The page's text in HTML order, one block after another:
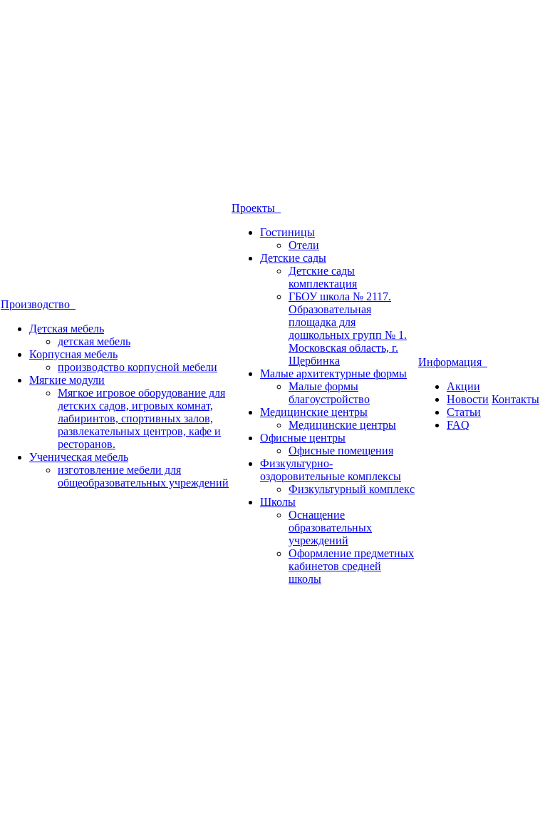
Производство
Детская мебель
детская мебель
Корпусная мебель
производство корпусной мебели
Мягкие модули
Мягкое игровое оборудование для
детских садов, игровых комнат,
лабиринтов, спортивных залов,
развлекательных центров, кафе и
ресторанов.
Ученическая мебель
изготовление мебели для
общеобразовательных учреждений
Проекты
Гостиницы
Отели
Детские сады
Детские сады
комплектация
ГБОУ школа № 2117.
Образовательная
площадка для
дошкольных групп № 1.
Московская область, г.
Щербинка
Малые архитектурные формы
Малые формы
благоустройство
Медицинские центры
Медицинские центры
Офисные центры
Офисные помещения
Физкультурно-
оздоровительные комплексы
Физкультурный комплекс
Школы
Оснащение
образовательных
учреждений
Оформление предметных
кабинетов средней
школы
Информация
Акции
Новости
Статьи
FAQ
Контакты